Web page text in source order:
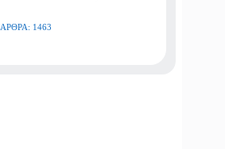
ΆΡΘΡΑ: 1463